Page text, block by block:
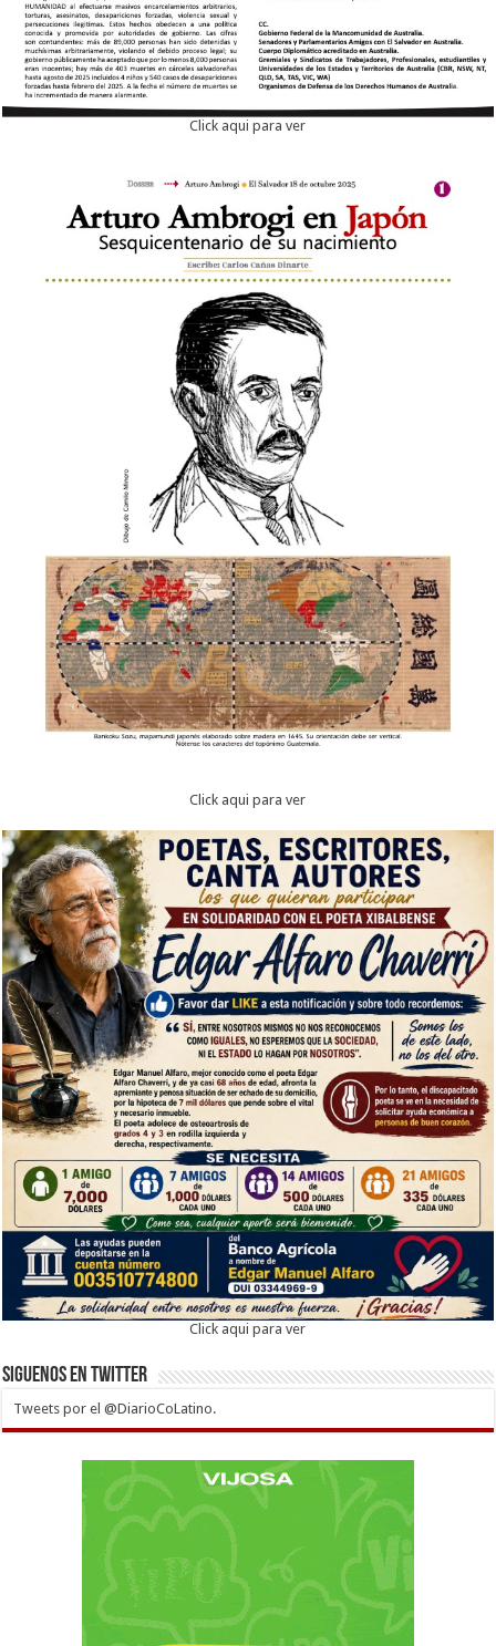
Click aqui para ver
Click aqui para ver
Click aqui para ver
Siguenos en twitter
Tweets por el @DiarioCoLatino.